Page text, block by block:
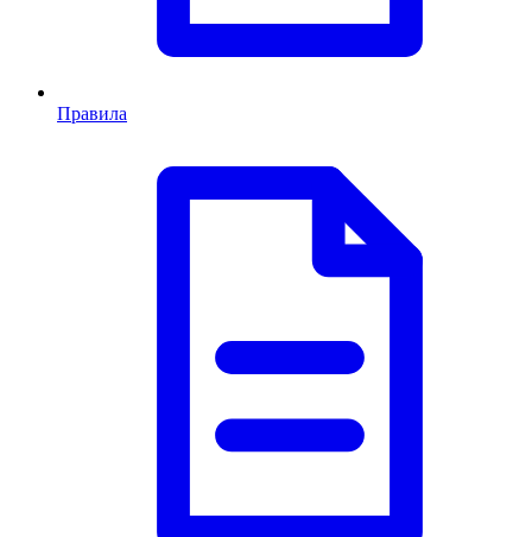
Правила